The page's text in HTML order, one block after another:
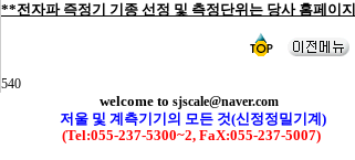
**전자파 즉정기 기종 선정 및 측정단위는 당사 홈페이
540
welcome to sjscale@naver.com
저울 및 계측기기의 모든 것(신정정밀기계)
(Tel:055-237-5300~2, FaX:055-237-5007)